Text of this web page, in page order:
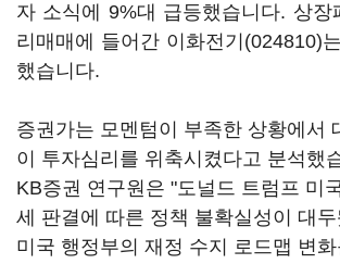
자 소식에 9%대 급등했습니다. 상장
리매매에 들어간 이화전기(024810)
했습니다.
증권가는 모멘텀이 부족한 상황에서
이 투자심리를 위축시켰다고 분석했
KB증권 연구원은 "도널드 트럼프 미
세 판결에 따른 정책 불확실성이 대
미국 행정부의 재정 수지 로드맵 변